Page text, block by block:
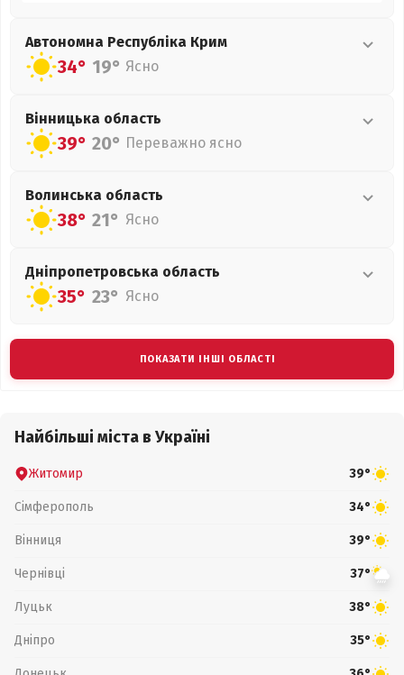
Автономна Республіка Крим
34° 19° Ясно
Вінницька область
39° 20° Переважно ясно
Волинська область
38° 21° Ясно
Дніпропетровська область
35° 23° Ясно
ПОКАЗАТИ ІНШІ ОБЛАСТІ
Найбільші міста в Україні
Житомир 39°
Сімферополь 34°
Вінниця 39°
Чернівці 37°
Луцьк 38°
Дніпро 35°